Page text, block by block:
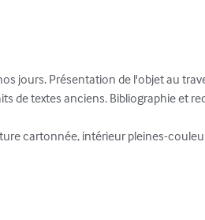
jours. Présentation de l'objet au
de textes anciens. Bibliographie et
cartonnée, intérieur pleines-